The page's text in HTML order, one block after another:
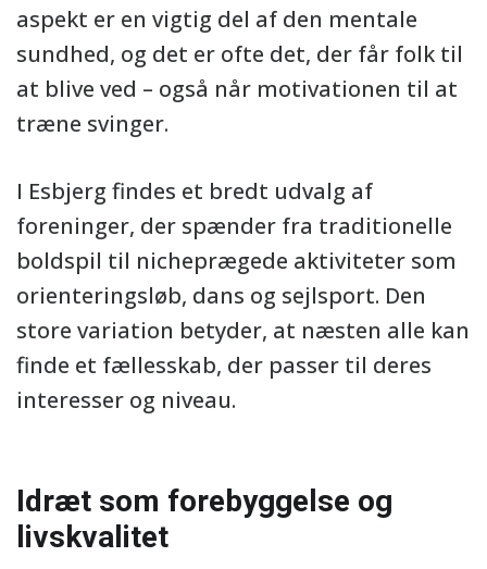
aspekt er en vigtig del af den mentale
sundhed, og det er ofte det, der får folk til
at blive ved – også når motivationen til at
træne svinger.
I Esbjerg findes et bredt udvalg af
foreninger, der spænder fra traditionelle
boldspil til nicheprægede aktiviteter som
orienteringsløb, dans og sejlsport. Den
store variation betyder, at næsten alle kan
finde et fællesskab, der passer til deres
interesser og niveau.
Idræt som forebyggelse og
livskvalitet